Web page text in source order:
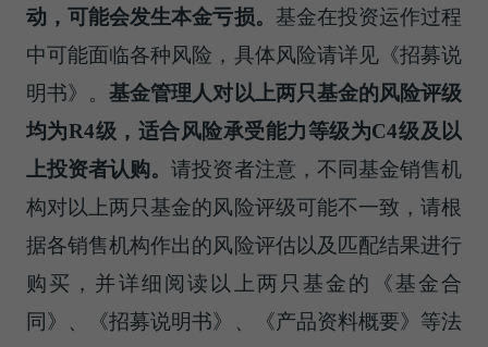
动，可能会发生本金亏损。 基金在投资运作过程
中可能面临各种风险，具体风险请详见《招募说
明书》。基金管理人对以上两只基金的风险评级
均为R4级，适合风险承受能力等级为C4级及以
上投资者认购。请投资者注意，不同基金销售机
构对以上两只基金的风险评级可能不一致，请根
据各销售机构作出的风险评估以及匹配结果进行
购买，并详细阅读以上两只基金的《基金合
同》、《招募说明书》、《产品资料概要》等法